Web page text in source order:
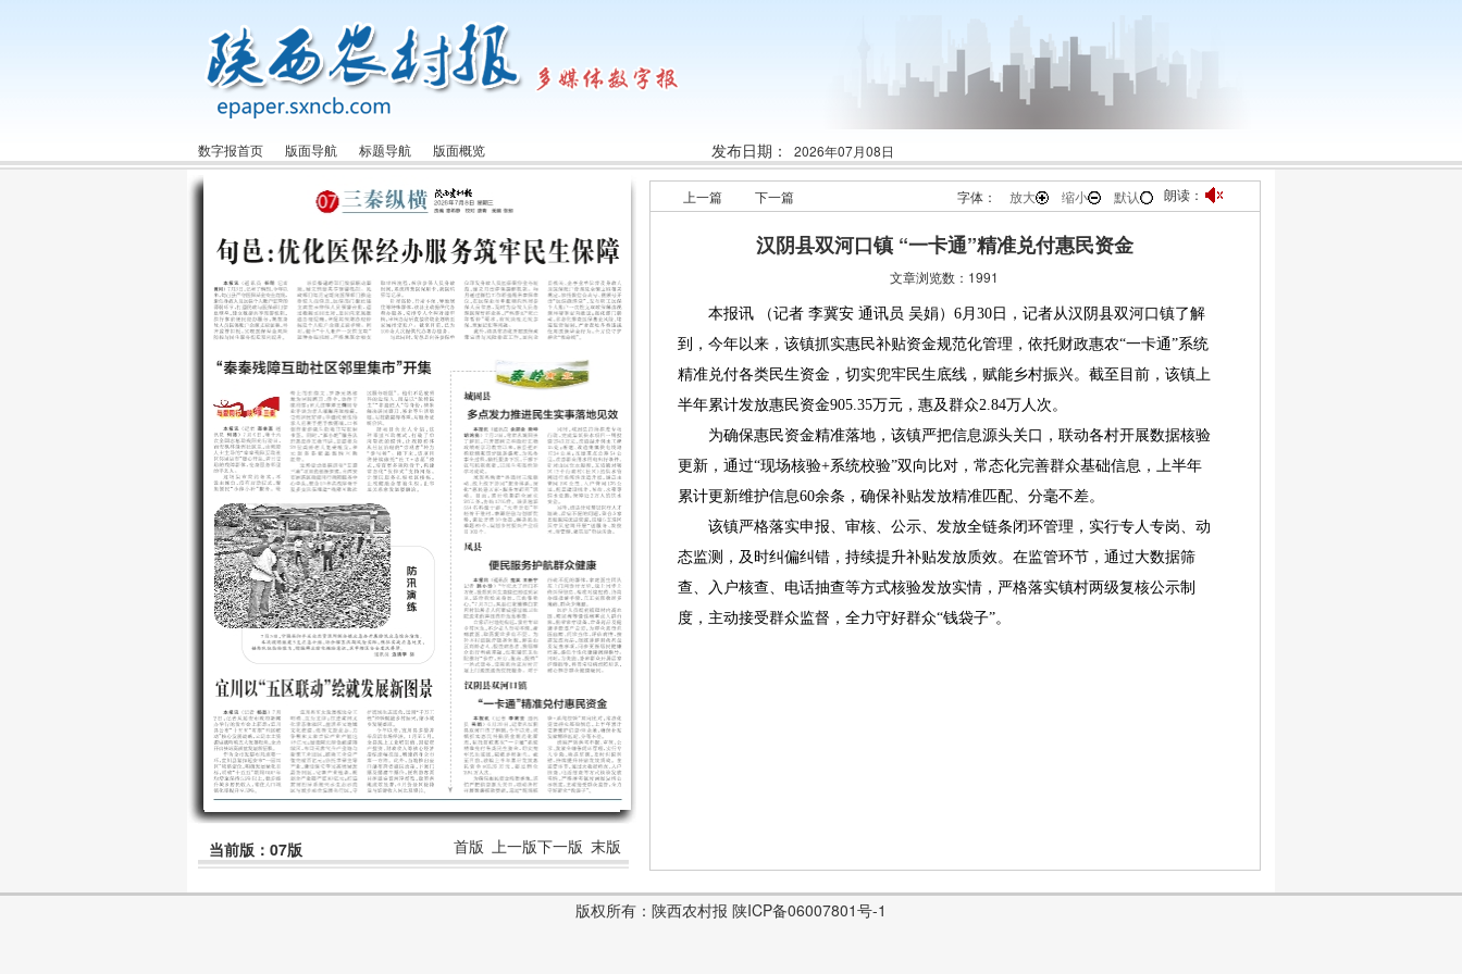
数字报首页 版面导航 标题导航 版面概览 发布日期： 2026年07月08日
当前版：07版 首版 上一版下一版 末版
上一篇 下一篇 字体： 放大 缩小 默认 朗读：
汉阴县双河口镇 “一卡通”精准兑付惠民资金
文章浏览数：1991
本报讯 （记者 李冀安 通讯员 吴娟）6月30日，记者从汉阴县双河口镇了解
到，今年以来，该镇抓实惠民补贴资金规范化管理，依托财政惠农“一卡通”系统
精准兑付各类民生资金，切实兜牢民生底线，赋能乡村振兴。截至目前，该镇上
半年累计发放惠民资金905.35万元，惠及群众2.84万人次。
为确保惠民资金精准落地，该镇严把信息源头关口，联动各村开展数据核验
更新，通过“现场核验+系统校验”双向比对，常态化完善群众基础信息，上半年
累计更新维护信息60余条，确保补贴发放精准匹配、分毫不差。
该镇严格落实申报、审核、公示、发放全链条闭环管理，实行专人专岗、动
态监测，及时纠偏纠错，持续提升补贴发放质效。在监管环节，通过大数据筛
查、入户核查、电话抽查等方式核验发放实情，严格落实镇村两级复核公示制
度，主动接受群众监督，全力守好群众“钱袋子”。
版权所有：陕西农村报 陕ICP备06007801号-1